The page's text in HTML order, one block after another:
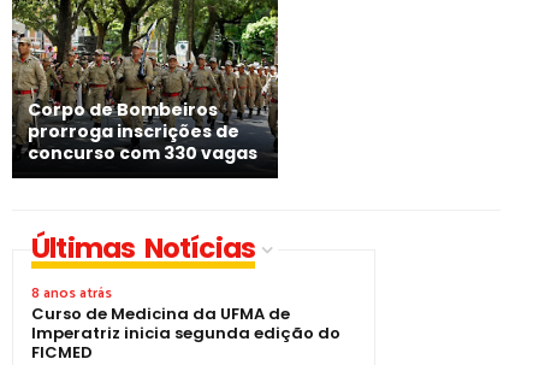
Corpo de Bombeiros
prorroga inscrições de
concurso com 330 vagas
Últimas Notícias
8 anos atrás
Curso de Medicina da UFMA de
Imperatriz inicia segunda edição do
FICMED